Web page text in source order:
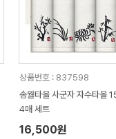
상품번호 : 837598
송월타올 사군자 자수타올
4매 세트
16,500원